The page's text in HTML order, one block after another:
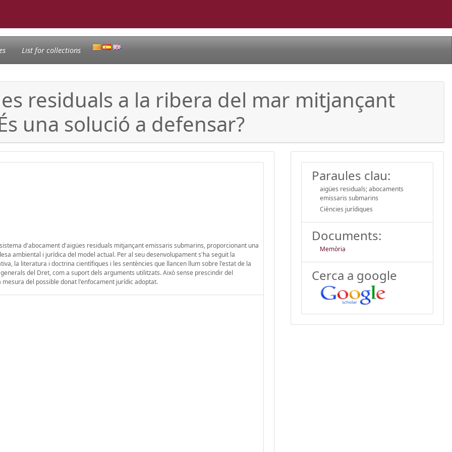
List for collections
residuals a la ribera del mar mitjançant
una solució a defensar?
d'abocament d'aigües residuals mitjançant emissaris submarins, proporcionant una
ambiental i jurídica del model actual. Per al seu desenvolupament s'ha seguit la
la literatura i doctrina científiques i les sentències que llancen llum sobre l'estat de la
del Dret, com a suport dels arguments utilitzats. Això sense prescindir del
del possible donat l'enfocament jurídic adoptat.
Paraules clau:
aigües residuals; abocaments
emissaris submarins
Ciències jurídiques
Documents:
Memòria
Cerca a google